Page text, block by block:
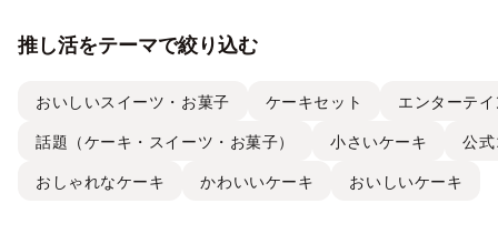
推し活をテーマで絞り込む
おいしいスイーツ・お菓子 ケーキセット エンターテ
話題（ケーキ・スイーツ・お菓子） 小さいケーキ 公
おしゃれなケーキ かわいいケーキ おいしいケーキ